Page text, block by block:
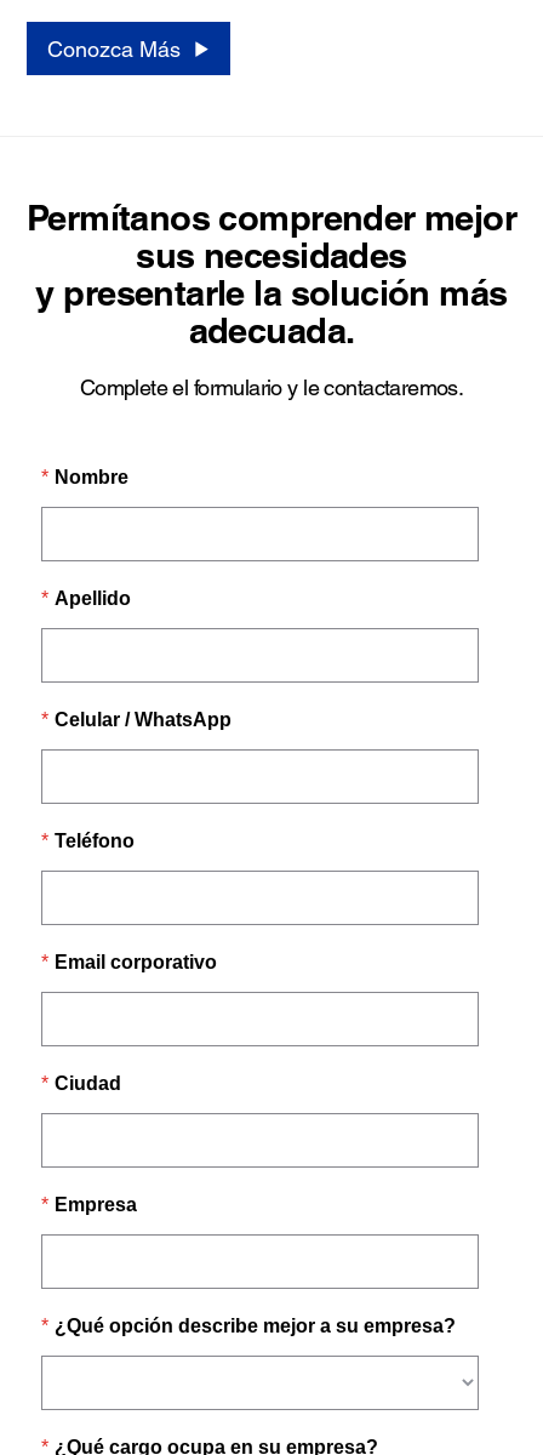
Conozca Más
Permítanos comprender mejor
sus necesidades
y presentarle la solución más
adecuada.
Complete el formulario y le contactaremos.